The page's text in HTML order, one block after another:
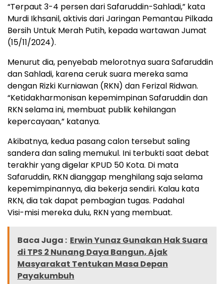
“Terpaut 3-4 persen dari Safaruddin-Sahladi,” kata
Murdi Ikhsanil, aktivis dari Jaringan Pemantau Pilkada
Bersih Untuk Merah Putih, kepada wartawan Jumat
(15/11/2024).
Menurut dia, penyebab melorotnya suara Safaruddin
dan Sahladi, karena ceruk suara mereka sama
dengan Rizki Kurniawan (RKN) dan Ferizal Ridwan.
“Ketidakharmonisan kepemimpinan Safaruddin dan
RKN selama ini, membuat publik kehilangan
kepercayaan,” katanya.
Akibatnya, kedua pasang calon tersebut saling
sandera dan saling memukul. Ini terbukti saat debat
terakhir yang digelar KPUD 50 Kota. Di mata
Safaruddin, RKN dianggap menghilang saja selama
kepemimpinannya, dia bekerja sendiri. Kalau kata
RKN, dia tak dapat pembagian tugas. Padahal
Visi-misi mereka dulu, RKN yang membuat.
Baca Juga : Erwin Yunaz Gunakan Hak Suara
di TPS 2 Nunang Daya Bangun, Ajak
Masyarakat Tentukan Masa Depan
Payakumbuh